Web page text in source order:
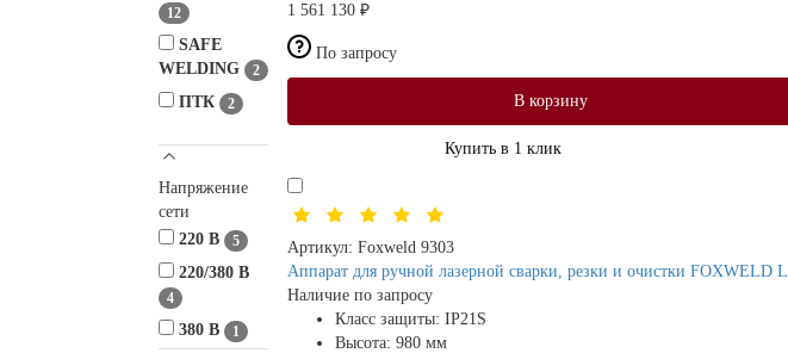
12
SAFE
WELDING
2
ПТК 2
Напряжение
сети
220 В
5
220/380 В
4
380 В 1
1 561 130 ₽
По запросу
В корзину
Купить в 1 клик
Артикул: Foxweld 9303
Аппарат для ручной лазерной сварки, резки и очистки FOXWELD
Наличие по запросу
Класс защиты: IP21S
Высота: 980 мм